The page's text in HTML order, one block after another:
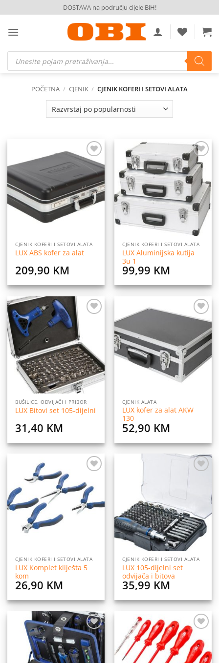
to
content
DOSTAVA na području cijele BiH!
Products
search
POČETNA / CJENIK / CJENIK KOFERI I SETOVI ALATA
Dodaj
na
listu
želja
CJENIK KOFERI I SETOVI ALATA
LUX ABS kofer za alat
209,90 KM
Dodaj
na
listu
želja
CJENIK KOFERI I SETOVI ALATA
LUX Aluminijska kutija
3u 1
99,99 KM
BUŠILICE, ODVIJAČI I PRIBOR
LUX Bitovi set 105-dijelni
31,40 KM
Dodaj
listu
želja
CJENIK ALATA
LUX kofer za alat AKW
130
52,90 KM
na
listu
želja
CJENIK KOFERI I SETOVI ALATA
LUX Komplet kliješta 5
kom
26,90 KM
CJENIK KOFERI I SETOVI ALATA
LUX 105-dijelni set
odvijača i bitova
35,99 KM
Dodaj
na
listu
želja
Dodaj
na
listu
želja